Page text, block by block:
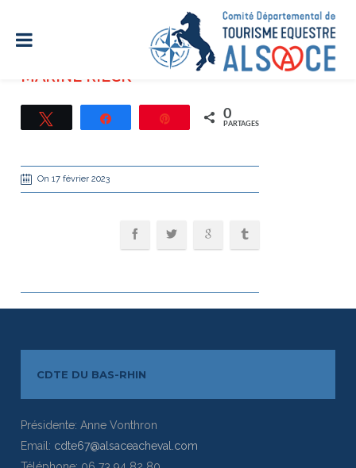
MARINE RIECK
Tweetez Partagez Épingle 0
PARTAGES
On 17 février 2023
CDTE DU BAS-RHIN
Présidente: Anne Vonthron
Email: cdte67@alsaceacheval.com